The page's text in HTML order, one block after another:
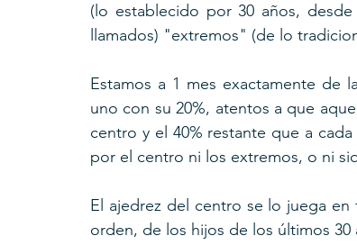
(lo establecido por 30 años,
llamados) "extremos" (de lo
Estamos a 1 mes exactamente de
uno con su 20%, atentos a que
centro y el 40% restante que a
por el centro ni los extremos, o ni
El ajedrez del centro se lo juega
orden, de los hijos de los últimos